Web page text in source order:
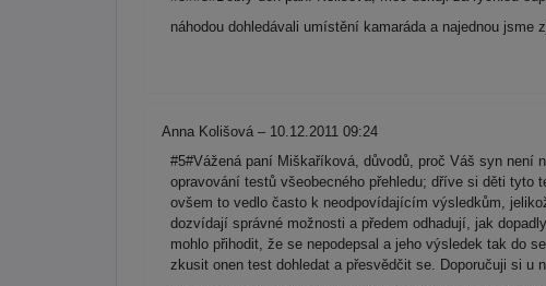
náhodou dohledávali umístění kamaráda a najednou
Anna Kolišová – 10.12.2011 09:24
#5#Vážená paní Miškaříková, důvodů, proč Váš syn není
opravování testů všeobecného přehledu; dříve si děti
ovšem to vedlo často k neodpovídajícím výsledkům,
dozvídají správné možnosti a předem odhadují, jak
mohlo přihodit, že se nepodepsal a jeho výsledek tak do
zkusit onen test dohledat a přesvědčit se. Doporučuji si